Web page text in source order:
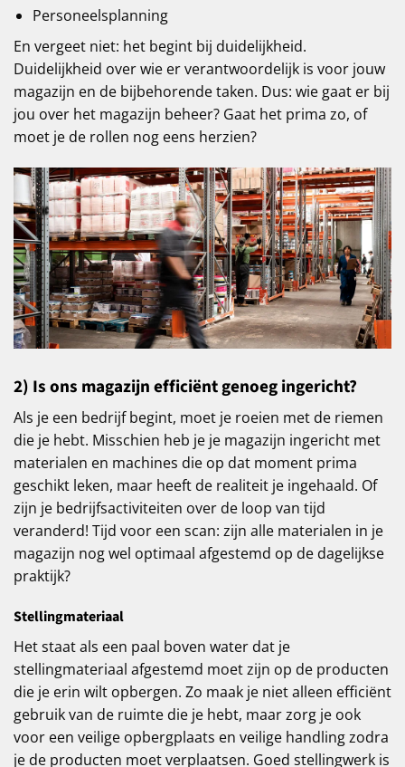
Personeelsplanning
En vergeet niet: het begint bij duidelijkheid.
Duidelijkheid over wie er verantwoordelijk is voor jouw
magazijn en de bijbehorende taken. Dus: wie gaat er bij
jou over het magazijn beheer? Gaat het prima zo, of
moet je de rollen nog eens herzien?
2) Is ons magazijn efficiënt genoeg ingericht?
Als je een bedrijf begint, moet je roeien met de riemen
die je hebt. Misschien heb je je magazijn ingericht met
materialen en machines die op dat moment prima
geschikt leken, maar heeft de realiteit je ingehaald. Of
zijn je bedrijfsactiviteiten over de loop van tijd
veranderd! Tijd voor een scan: zijn alle materialen in je
magazijn nog wel optimaal afgestemd op de dagelijkse
praktijk?
Stellingmateriaal
Het staat als een paal boven water dat je
stellingmateriaal afgestemd moet zijn op de producten
die je erin wilt opbergen. Zo maak je niet alleen efficiënt
gebruik van de ruimte die je hebt, maar zorg je ook
voor een veilige opbergplaats en veilige handling zodra
je de producten moet verplaatsen. Goed stellingwerk is